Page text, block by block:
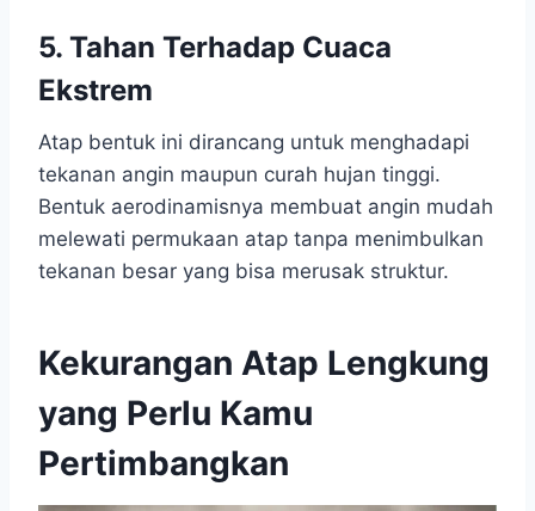
5. Tahan Terhadap Cuaca
Ekstrem
Atap bentuk ini dirancang untuk menghadapi
tekanan angin maupun curah hujan tinggi.
Bentuk aerodinamisnya membuat angin mudah
melewati permukaan atap tanpa menimbulkan
tekanan besar yang bisa merusak struktur.
Kekurangan Atap Lengkung
yang Perlu Kamu
Pertimbangkan